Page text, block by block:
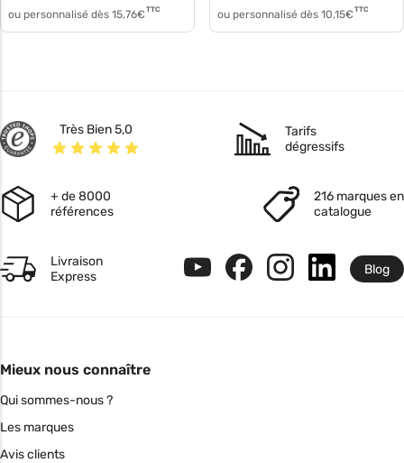
ou personnalisé dès 15,76€ TTC ou personnalisé dès 10,15€ TTC
Très Bien 5,0
Tarifs
dégressifs
+ de 8000
références
216 marques en
catalogue
Livraison
Express
Blog
Mieux nous connaître
Qui sommes-nous ?
Les marques
Avis clients